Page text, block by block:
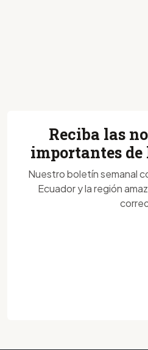
Reciba las
importantes
Nuestro boletín semanal
Ecuador y la región